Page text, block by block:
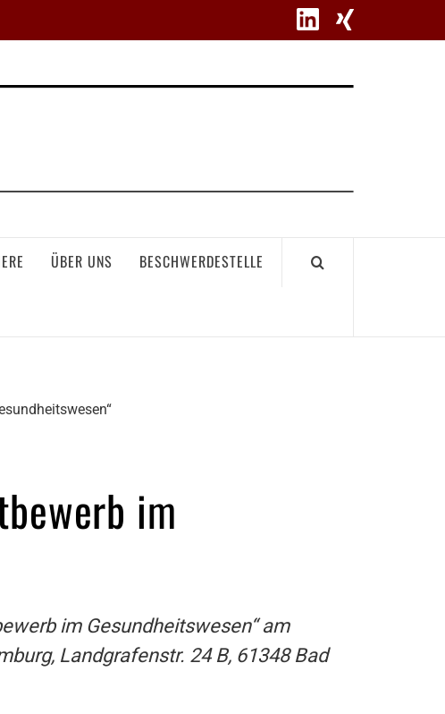
ÜBER UNS BESCHWERDESTELLE
im
im Gesundheitswesen“ am
Landgrafenstr. 24 B, 61348 Bad